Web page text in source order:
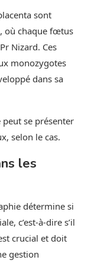
sont
où chaque fœtus
Nizard. Ces
monozygotes
dans sa
se présenter
selon le cas.
les
détermine si
c’est-à-dire s’il
crucial et doit
gestion